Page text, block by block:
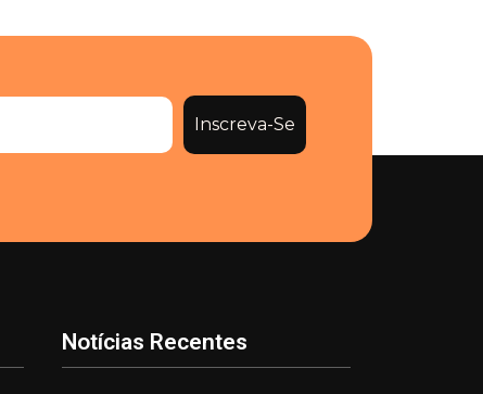
Inscreva-Se
Notícias Recentes